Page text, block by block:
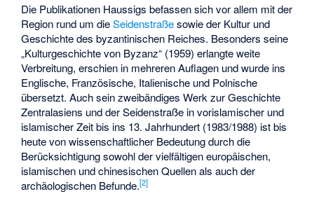
Die Publikationen Haussigs befassen sich vor allem mit der
Region rund um dieSeidenstraßesowie der Kultur und
Geschichte des byzantinischen Reiches. Besonders seine
„Kulturgeschichte von Byzanz“ (1959) erlangte weite
Verbreitung, erschien in mehreren Auflagen und wurde ins
Englische, Französische, Italienische und Polnische
übersetzt. Auch sein zweibändiges Werk zur Geschichte
Zentralasiens und der Seidenstraße in vorislamischer und
islamischer Zeit bis ins 13. Jahrhundert (1983/1988) ist bis
heute von wissenschaftlicher Bedeutung durch die
Berücksichtigung sowohl der vielfältigen europäischen,
islamischen und chinesischen Quellen als auch der
archäologischen Befunde.[2]